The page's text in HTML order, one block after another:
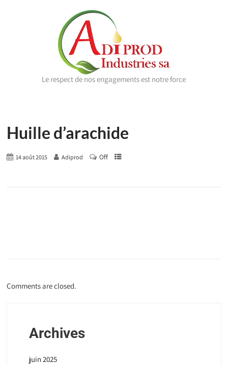
Le respect de nos engagements est notre force
Huille d’arachide
14 août 2015 Adiprod Off
Comments are closed.
Archives
juin 2025